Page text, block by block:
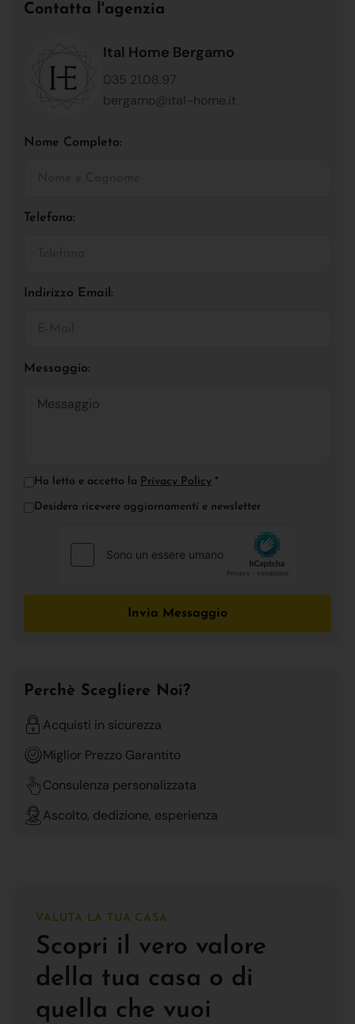
Contatta l'agenzia
Ital Home Bergamo
035 21.08.97
bergamo@ital-home.it
Nome Completo:
Telefono:
Indirizzo Email:
Messaggio:
Ho letto e accetto la Privacy Policy *
Desidero ricevere aggiornamenti e newsletter
Invia Messaggio
Perchè Scegliere Noi?
Acquisti in sicurezza
Miglior Prezzo Garantito
Consulenza personalizzata
Ascolto, dedizione, esperienza
VALUTA LA TUA CASA
Scopri il vero valore
della tua casa o di
quella che vuoi